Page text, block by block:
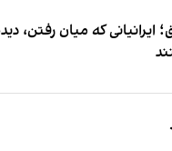
که میان رفتن،